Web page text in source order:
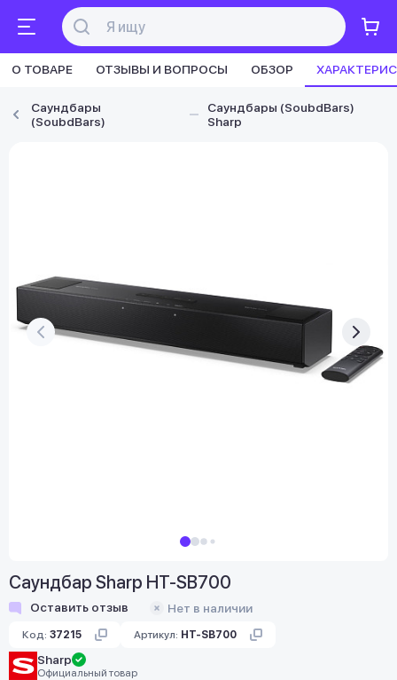
О ТОВАРЕ ОТЗЫВЫ И ВОПРОСЫ ОБЗОР
Саундбары
(SoubdBars)
Саундбары (SoubdBars)
Sharp
Саундбар Sharp HT-SB700
Оставить отзыв Нет в наличии
Код: 37215 Артикул: HT-SB700
Sharp
Официальный товар